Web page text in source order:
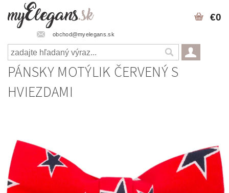
obchod@myelegans.sk
€0
PÁNSKY MOTÝLIK ČERVENÝ S
HVIEZDAMI